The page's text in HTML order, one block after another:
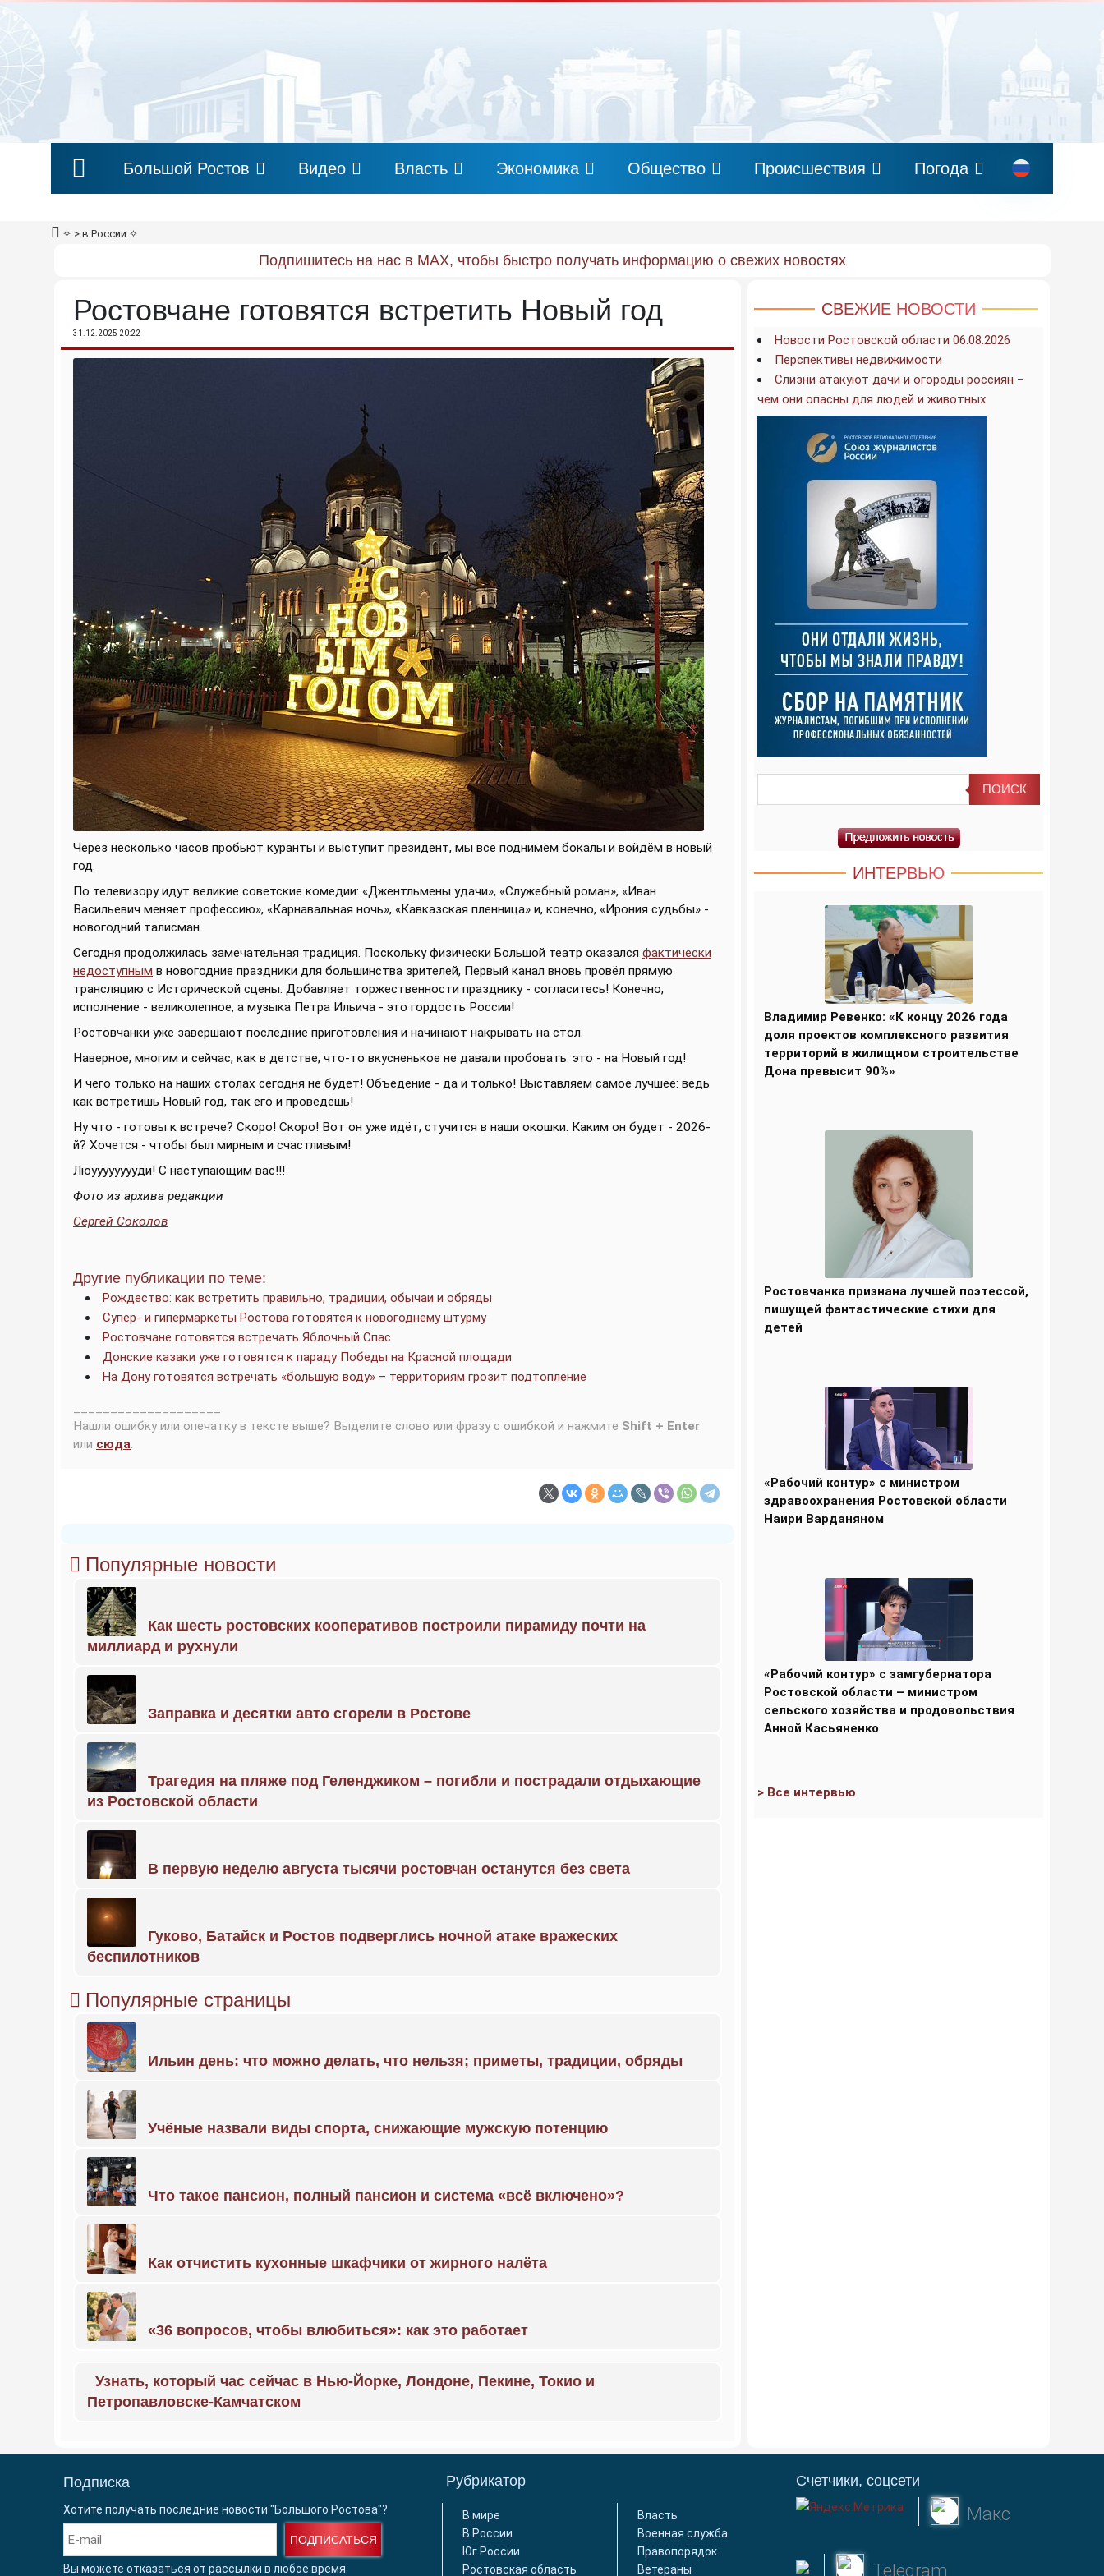
Большой Ростов Видео Власть Экономика Общество Происшествия Погода
✧ > в России ✧
Подпишитесь на нас в MAX, чтобы быстро получать информацию о свежих новостях
Ростовчане готовятся встретить Новый год
31.12.2025 20:22
Через несколько часов пробьют куранты и выступит президент, мы все поднимем бокалы и войдём в новый
год.
По телевизору идут великие советские комедии: «Джентльмены удачи», «Служебный роман», «Иван
Васильевич меняет профессию», «Карнавальная ночь», «Кавказская пленница» и, конечно, «Ирония судьбы» -
новогодний талисман.
Сегодня продолжилась замечательная традиция. Поскольку физически Большой театр оказался фактически
недоступным в новогодние праздники для большинства зрителей, Первый канал вновь провёл прямую
трансляцию с Исторической сцены. Добавляет торжественности празднику - согласитесь! Конечно,
исполнение - великолепное, а музыка Петра Ильича - это гордость России!
Ростовчанки уже завершают последние приготовления и начинают накрывать на стол.
Наверное, многим и сейчас, как в детстве, что-то вкусненькое не давали пробовать: это - на Новый год!
И чего только на наших столах сегодня не будет! Объедение - да и только! Выставляем самое лучшее: ведь
как встретишь Новый год, так его и проведёшь!
Ну что - готовы к встрече? Скоро! Скоро! Вот он уже идёт, стучится в наши окошки. Каким он будет - 2026-
й? Хочется - чтобы был мирным и счастливым!
Люууууууууди! С наступающим вас!!!
Фото из архива редакции
Сергей Соколов
Другие публикации по теме:
Рождество: как встретить правильно, традиции, обычаи и обряды
Супер- и гипермаркеты Ростова готовятся к новогоднему штурму
Ростовчане готовятся встречать Яблочный Спас
Донские казаки уже готовятся к параду Победы на Красной площади
На Дону готовятся встречать «большую воду» – территориям грозит подтопление
Нашли ошибку или опечатку в тексте выше? Выделите слово или фразу с ошибкой и нажмите Shift + Enter
или сюда.
Популярные новости
Как шесть ростовских кооперативов построили пирамиду почти на
миллиард и рухнули
Заправка и десятки авто сгорели в Ростове
Трагедия на пляже под Геленджиком – погибли и пострадали отдыхающие
из Ростовской области
В первую неделю августа тысячи ростовчан останутся без света
Гуково, Батайск и Ростов подверглись ночной атаке вражеских
беспилотников
Популярные страницы
Ильин день: что можно делать, что нельзя; приметы, традиции, обряды
Учёные назвали виды спорта, снижающие мужскую потенцию
Что такое пансион, полный пансион и система «всё включено»?
Как отчистить кухонные шкафчики от жирного налёта
«36 вопросов, чтобы влюбиться»: как это работает
Узнать, который час сейчас в Нью-Йорке, Лондоне, Пекине, Токио и
Петропавловске-Камчатском
СВЕЖИЕ НОВОСТИ
Новости Ростовской области 06.08.2026
Перспективы недвижимости
Слизни атакуют дачи и огороды россиян –
чем они опасны для людей и животных
ИНТЕРВЬЮ
Владимир Ревенко: «К концу 2026 года
доля проектов комплексного развития
территорий в жилищном строительстве
Дона превысит 90%»
Ростовчанка признана лучшей поэтессой,
пишущей фантастические стихи для
детей
«Рабочий контур» с министром
здравоохранения Ростовской области
Наири Варданяном
«Рабочий контур» с замгубернатора
Ростовской области – министром
сельского хозяйства и продовольствия
Анной Касьяненко
> Все интервью
Подписка
Хотите получать последние новости "Большого Ростова"?
ПОДПИСАТЬСЯ
Вы можете отказаться от рассылки в любое время.
Рубрикатор
В мире
В России
Юг России
Ростовская область
Власть
Военная служба
Правопорядок
Ветераны
Счетчики, соцсети
Макс
Telegram